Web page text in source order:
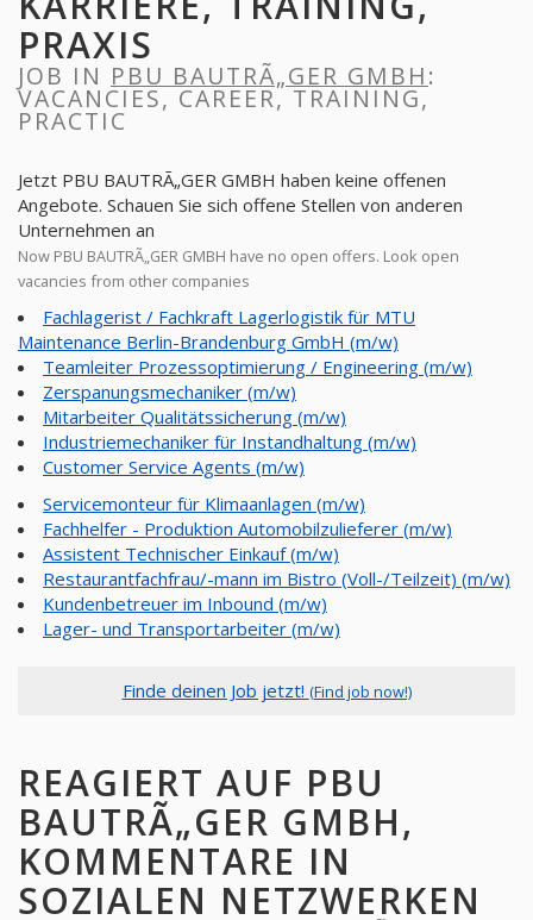
PRAXIS
JOB IN PBU BAUTRÃ„GER GMBH:
VACANCIES, CAREER, TRAINING,
PRACTIC
Jetzt PBU BAUTRÃ„GER GMBH haben keine offenen
Angebote. Schauen Sie sich offene Stellen von anderen
Unternehmen an
Now PBU BAUTRÃ„GER GMBH have no open offers. Look open
vacancies from other companies
Fachlagerist / Fachkraft Lagerlogistik für MTU
Maintenance Berlin-Brandenburg GmbH (m/w)
Teamleiter Prozessoptimierung / Engineering (m/w)
Zerspanungsmechaniker (m/w)
Mitarbeiter Qualitätssicherung (m/w)
Industriemechaniker für Instandhaltung (m/w)
Customer Service Agents (m/w)
Servicemonteur für Klimaanlagen (m/w)
Fachhelfer - Produktion Automobilzulieferer (m/w)
Assistent Technischer Einkauf (m/w)
Restaurantfachfrau/-mann im Bistro (Voll-/Teilzeit) (m/w)
Kundenbetreuer im Inbound (m/w)
Lager- und Transportarbeiter (m/w)
Finde deinen Job jetzt! (Find job now!)
REAGIERT AUF PBU
BAUTRÃ„GER GMBH,
KOMMENTARE IN
SOZIALEN NETZWERKEN